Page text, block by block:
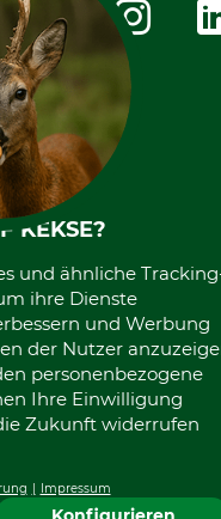
International
*Alle Preise in
KEKSE?
und ähnliche
ihre Dienste
und Werbung
der Nutzer
personenbezogene
Ihre Einwilligung
Zukunft widerrufen
Impressum